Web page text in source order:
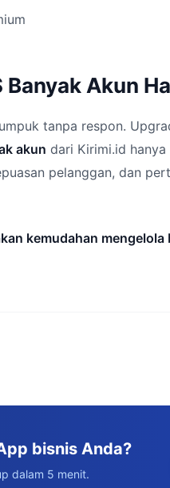
Banyak Akun
tanpa respon.
akun dari Kirimi.id
pelanggan, dan
kemudahan
bisnis Anda?
dalam 5 menit.